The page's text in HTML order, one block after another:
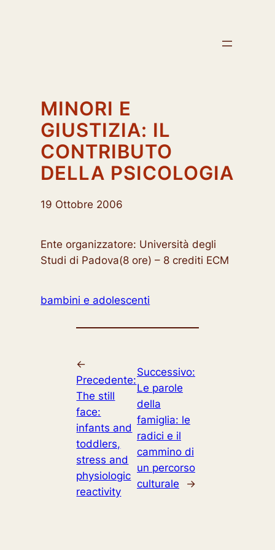
MINORI E
GIUSTIZIA: IL
CONTRIBUTO
DELLA PSICOLOGIA
19 Ottobre 2006
Ente organizzatore: Università degli
Studi di Padova(8 ore) – 8 crediti ECM
bambini e adolescenti
←
Precedente:
The still
face:
infants and
toddlers,
stress and
physiologic
reactivity
Successivo:
Le parole
della
famiglia: le
radici e il
cammino di
un percorso
culturale
→